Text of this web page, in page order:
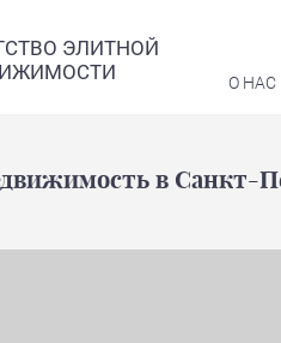
ЭЛИТНОЙ
О НАС
в Санкт-